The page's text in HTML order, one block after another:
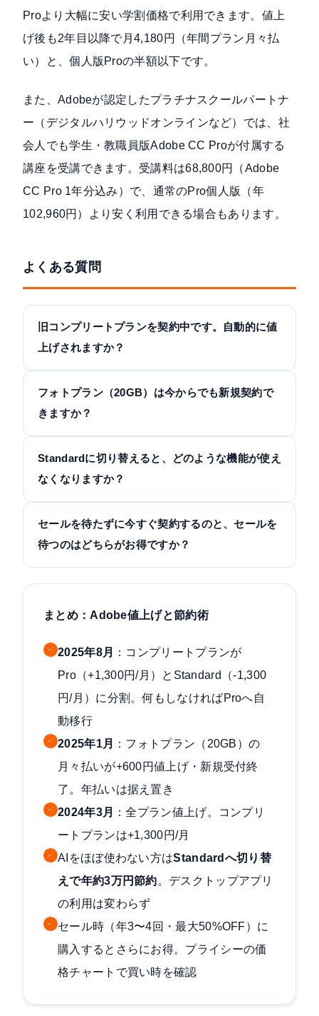
Proより大幅に安い学割価格で利用できます。値上
げ後も2年目以降で月4,180円（年間プラン月々払
い）と、個人版Proの半額以下です。
また、Adobeが認定したプラチナスクールパートナ
ー（デジタルハリウッドオンラインなど）では、社
会人でも学生・教職員版Adobe CC Proが付属する
講座を受講できます。受講料は68,800円（Adobe
CC Pro 1年分込み）で、通常のPro個人版（年
102,960円）より安く利用できる場合もあります。
よくある質問
旧コンプリートプランを契約中です。自動的に値
上げされますか？
フォトプラン（20GB）は今からでも新規契約で
きますか？
Standardに切り替えると、どのような機能が使え
なくなりますか？
セールを待たずに今すぐ契約するのと、セールを
待つのはどちらがお得ですか？
まとめ：Adobe値上げと節約術
✓ 2025年8月
：コンプリートプランが
Pro（+1,300円/月）とStandard（-1,300
円/月）に分割。何もしなければProへ自
動移行
✓ 2025年1月
：フォトプラン（20GB）の
月々払いが+600円値上げ・新規受付終
了。年払いは据え置き
✓ 2024年3月
：全プラン値上げ。コンプリ
ートプランは+1,300円/月
✓ AIをほぼ使わない方はStandardへ切り替
えで年約3万円節約。デスクトップアプリ
の利用は変わらず
✓
セール時（年3〜4回・最大50%OFF）に
購入するとさらにお得。プライシーの価
格チャートで買い時を確認